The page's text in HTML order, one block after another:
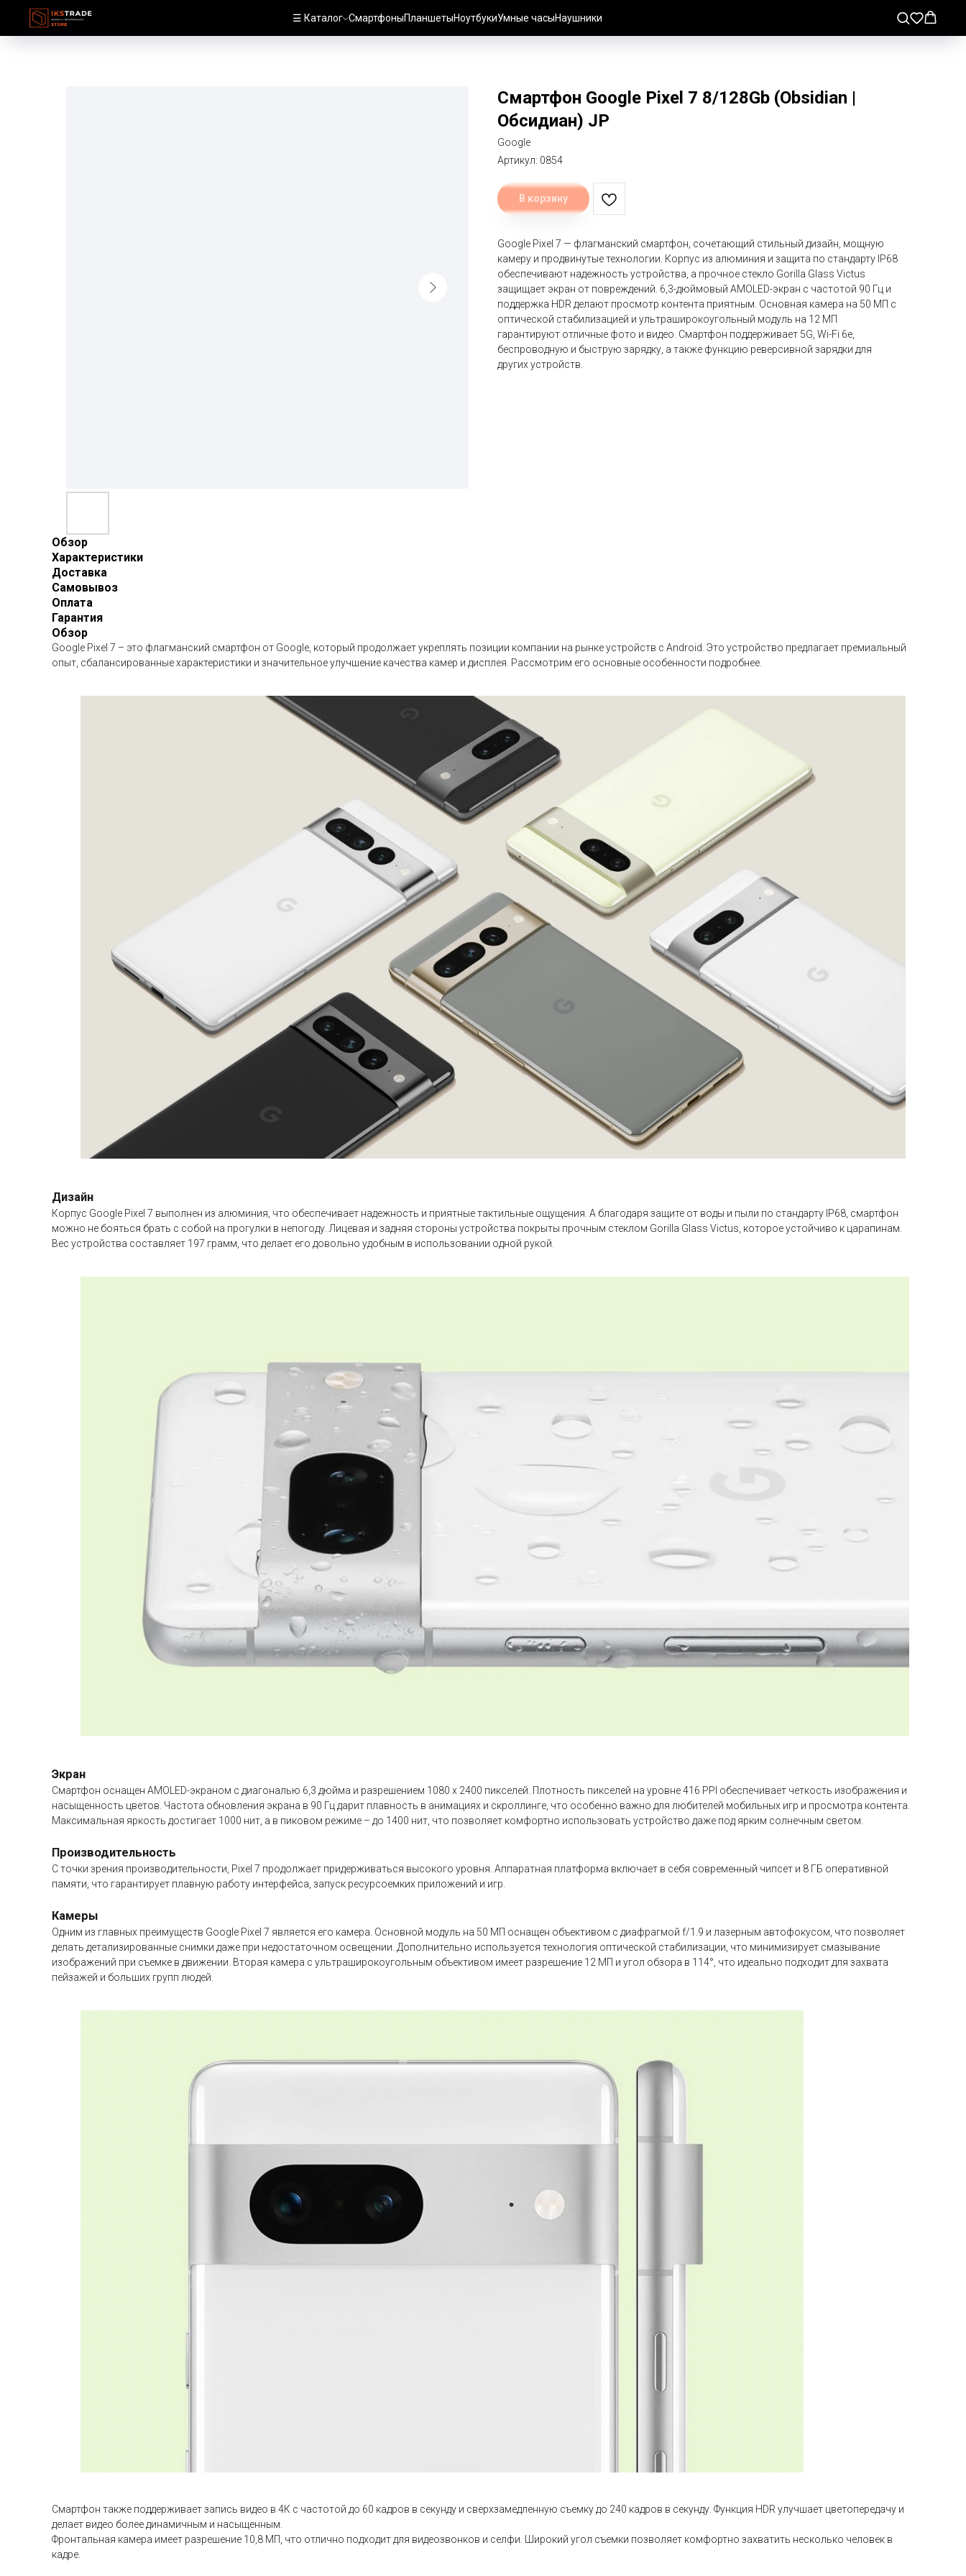
☰ Каталог СмартфоныПланшетыНоутбукиУмные часыНаушники
Смартфон Google Pixel 7 8/128Gb (Obsidian |
Обсидиан) JP
Google
Артикул: 0854
В корзину
Google Pixel 7 — флагманский смартфон, сочетающий стильный дизайн, мощную
камеру и продвинутые технологии. Корпус из алюминия и защита по стандарту IP68
обеспечивают надежность устройства, а прочное стекло Gorilla Glass Victus
защищает экран от повреждений. 6,3-дюймовый AMOLED-экран с частотой 90 Гц и
поддержка HDR делают просмотр контента приятным. Основная камера на 50 МП с
оптической стабилизацией и ультраширокоугольный модуль на 12 МП
гарантируют отличные фото и видео. Смартфон поддерживает 5G, Wi-Fi 6e,
беспроводную и быструю зарядку, а также функцию реверсивной зарядки для
других устройств.
Обзор
Характеристики
Доставка
Самовывоз
Оплата
Гарантия
Обзор
Google Pixel 7 – это флагманский смартфон от Google, который продолжает укреплять позиции компании на рынке устройств с Android. Это устройство предлагает премиальный
опыт, сбалансированные характеристики и значительное улучшение качества камер и дисплея. Рассмотрим его основные особенности подробнее.
Дизайн
Корпус Google Pixel 7 выполнен из алюминия, что обеспечивает надежность и приятные тактильные ощущения. А благодаря защите от воды и пыли по стандарту IP68, смартфон
можно не бояться брать с собой на прогулки в непогоду. Лицевая и задняя стороны устройства покрыты прочным стеклом Gorilla Glass Victus, которое устойчиво к царапинам.
Вес устройства составляет 197 грамм, что делает его довольно удобным в использовании одной рукой.
Экран
Смартфон оснащен AMOLED-экраном с диагональю 6,3 дюйма и разрешением 1080 x 2400 пикселей. Плотность пикселей на уровне 416 PPI обеспечивает четкость изображения и
насыщенность цветов. Частота обновления экрана в 90 Гц дарит плавность в анимациях и скроллинге, что особенно важно для любителей мобильных игр и просмотра контента.
Максимальная яркость достигает 1000 нит, а в пиковом режиме – до 1400 нит, что позволяет комфортно использовать устройство даже под ярким солнечным светом.
Производительность
С точки зрения производительности, Pixel 7 продолжает придерживаться высокого уровня. Аппаратная платформа включает в себя современный чипсет и 8 ГБ оперативной
памяти, что гарантирует плавную работу интерфейса, запуск ресурсоемких приложений и игр.
Камеры
Одним из главных преимуществ Google Pixel 7 является его камера. Основной модуль на 50 МП оснащен объективом с диафрагмой f/1.9 и лазерным автофокусом, что позволяет
делать детализированные снимки даже при недостаточном освещении. Дополнительно используется технология оптической стабилизации, что минимизирует смазывание
изображений при съемке в движении. Вторая камера с ультраширокоугольным объективом имеет разрешение 12 МП и угол обзора в 114°, что идеально подходит для захвата
пейзажей и больших групп людей.
Смартфон также поддерживает запись видео в 4К с частотой до 60 кадров в секунду и сверхзамедленную съемку до 240 кадров в секунду. Функция HDR улучшает цветопередачу и
делает видео более динамичным и насыщенным.
Фронтальная камера имеет разрешение 10,8 МП, что отлично подходит для видеозвонков и селфи. Широкий угол съемки позволяет комфортно захватить несколько человек в
кадре.